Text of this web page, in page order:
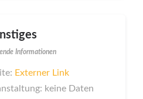
Informationen
Externer Link
keine Daten